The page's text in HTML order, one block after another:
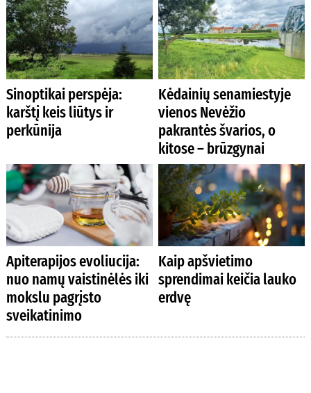
Sinoptikai perspėja:
karštį keis liūtys ir
perkūnija
Kėdainių senamiestyje
vienos Nevėžio
pakrantės švarios, o
kitose – brūzgynai
Apiterapijos evoliucija:
nuo namų vaistinėlės iki
mokslu pagrįsto
sveikatinimo
Kaip apšvietimo
sprendimai keičia lauko
erdvę